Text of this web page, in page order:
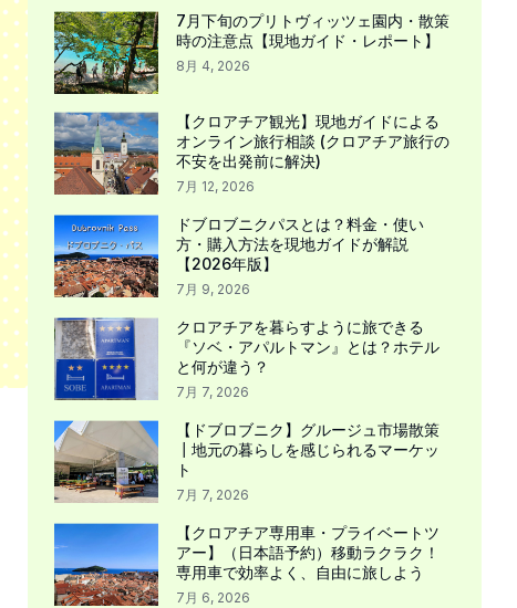
7月下旬のプリトヴィッツェ園内・散策
時の注意点【現地ガイド・レポート】
8月 4, 2026
【クロアチア観光】現地ガイドによる
オンライン旅行相談 (クロアチア旅行の
不安を出発前に解決)
7月 12, 2026
ドブロブニクパスとは？料金・使い
方・購入方法を現地ガイドが解説
【2026年版】
7月 9, 2026
クロアチアを暮らすように旅できる
『ソベ・アパルトマン』とは？ホテル
と何が違う？
7月 7, 2026
【ドブロブニク】グルージュ市場散策
┃地元の暮らしを感じられるマーケッ
ト
7月 7, 2026
【クロアチア専用車・プライベートツ
アー】（日本語予約）移動ラクラク！
専用車で効率よく、自由に旅しよう
7月 6, 2026